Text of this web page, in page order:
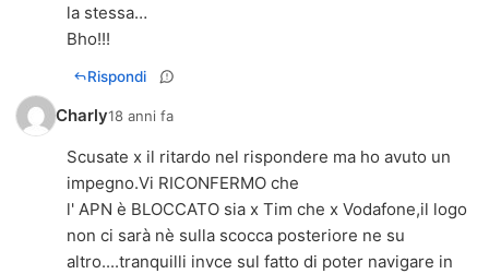
la stessa…
Bho!!!
Rispondi
Charly18 anni fa
Scusate x il ritardo nel rispondere ma ho avuto un
impegno.Vi RICONFERMO che
l' APN è BLOCCATO sia x Tim che x Vodafone,il logo
non ci sarà nè sulla scocca posteriore ne su
altro....tranquilli invce sul fatto di poter navigare in